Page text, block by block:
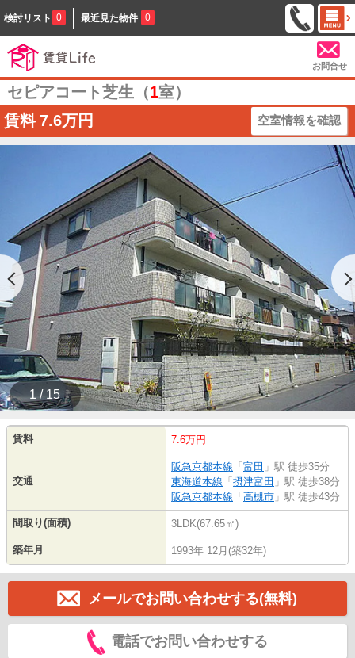
検討リスト 0 最近見た物件 0
お問合せ
セピアコート芝生（1室）
賃料 7.6万円 空室情報を確認
1 / 15
賃料 7.6万円
交通
阪急京都本線 「 富田 」駅 徒歩35分
東海道本線 「 摂津富田 」駅 徒歩38分
阪急京都本線 「 高槻市 」駅 徒歩43分
間取り(面積) 3LDK(67.65㎡)
築年月 1993年 12月(築32年)
メールでお問い合わせする(無料)
電話でお問い合わせする